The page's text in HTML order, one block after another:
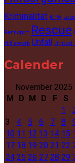
Kriminalität KTW
Rennsport Rescue
Hilfswerk Unfall United
Calender
November 2025
M
D M D F S
1
3
4 5 6 7 8
10 11 12 13 14 15
17 18 19 20 21 22
24 25 26 27 28 29